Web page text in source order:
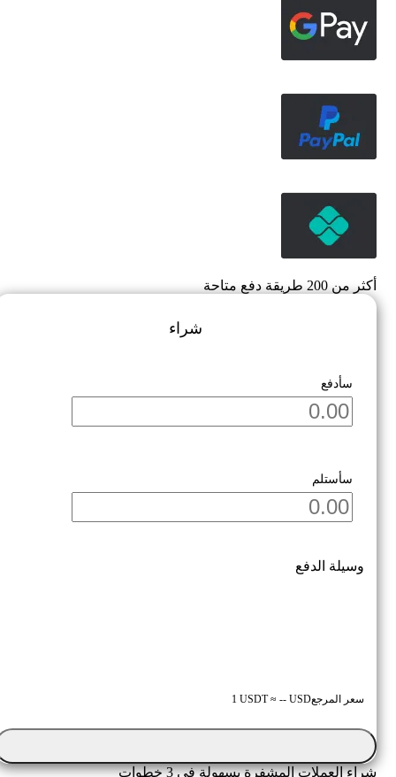
أكثر من 200 طريقة دفع متاحة
شراء
سأدفع
سأستلم
وسيلة الدفع
سعر المرجع1 USDT ≈ -- USD
شراء العملات المشفرة بسهولة في 3 خطوات